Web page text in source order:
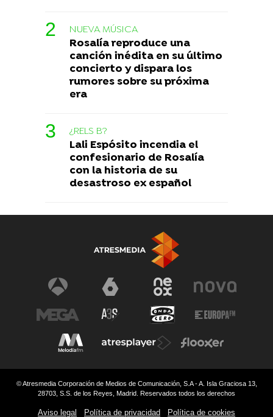
NUEVA MÚSICA
Rosalía reproduce una
canción inédita en su último
concierto y dispara los
rumores sobre su próxima
era
¿RELS B?
Lali Espósito incendia el
confesionario de Rosalía
con la historia de su
desastroso ex español
© Atresmedia Corporación de Medios de Comunicación, S.A - A. Isla Graciosa 13,
28703, S.S. de los Reyes, Madrid. Reservados todos los derechos
Aviso legal Política de privacidad Política de cookies